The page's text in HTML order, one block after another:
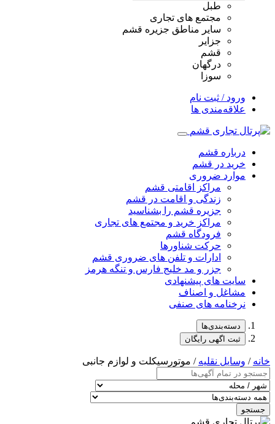
طبل
مجتمع های تجاری
سایر مناطق جزیره قشم
جزایر
قشم
درگهان
سوزا
ورود / ثبت نام
علاقه‌مندی ها
درباره قشم
خرید در قشم
موارد ضروری
مراکز اقامتی قشم
زندگی و اقامت در قشم
جزیره قشم را بشناسید
مراکز خرید و مجتمع های تجاری
فرودگاه قشم
حرکت شناورها
ادارات و تلفن های ضروری قشم
جزر و مد خلیج فارس و تنگه هرمز
سایت های پیشنهادی
مشاغل و اصناف
نرخنامه های صنفی
دسته‌بندی‌ها
ثبت اگهی رایگان
خانه / وسایل نقلیه / موتورسیکلت و لوازم جانبی
جستجو